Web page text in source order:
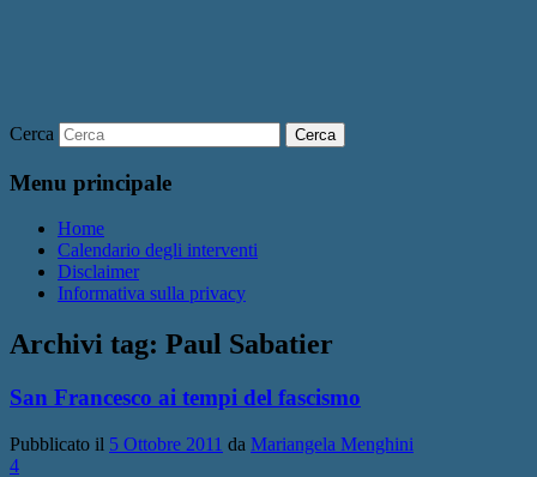
Cerca
Menu principale
Home
Calendario degli interventi
Disclaimer
Informativa sulla privacy
Archivi tag: Paul Sabatier
San Francesco ai tempi del fascismo
Pubblicato il 5 Ottobre 2011 da Mariangela Menghini
4